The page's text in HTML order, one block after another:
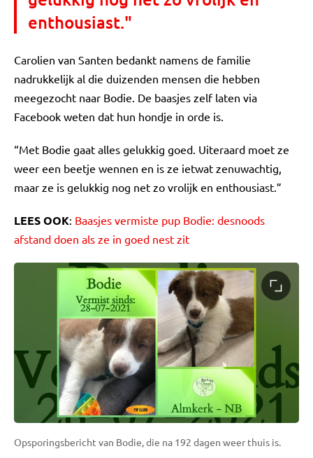
enthousiast."
Carolien van Santen bedankt namens de familie
nadrukkelijk al die duizenden mensen die hebben
meegezocht naar Bodie. De baasjes zelf laten via
Facebook weten dat hun hondje in orde is.
“Met Bodie gaat alles gelukkig goed. Uiteraard moet ze
weer een beetje wennen en is ze ietwat zenuwachtig,
maar ze is gelukkig nog net zo vrolijk en enthousiast.”
LEES OOK: Baasjes vermiste pup Bodie: desnoods
afstand doen als ze in goed nest zit
Opsporingsbericht van Bodie, die na 192 dagen weer thuis is.